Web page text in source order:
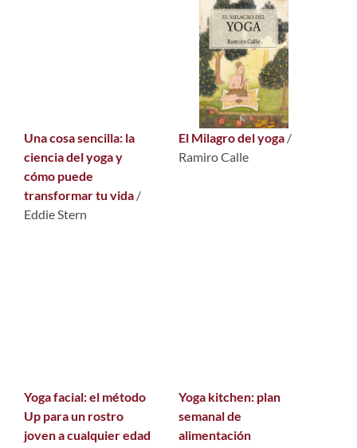
Una cosa sencilla: la
ciencia del yoga y
cómo puede
transformar tu vida /
Eddie Stern
El Milagro del yoga /
Ramiro Calle
Yoga facial: el método
Up para un rostro
joven a cualquier edad
Yoga kitchen: plan
semanal de
alimentación